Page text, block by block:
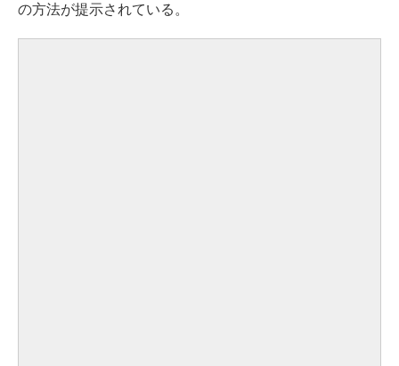
の方法が提示されている。